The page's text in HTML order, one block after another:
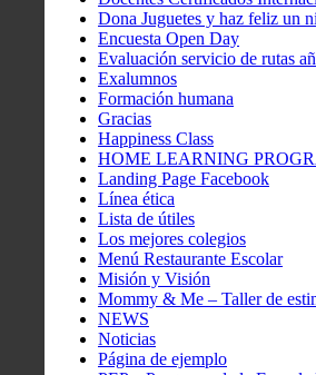
Dona Juguetes y haz feliz un
Encuesta Open Day
Evaluación servicio de rutas
Exalumnos
Formación humana
Gracias
Happiness Class
HOME LEARNING
Landing Page Facebook
Línea ética
Lista de útiles
Los mejores colegios
Menú Restaurante Escolar
Misión y Visión
Mommy & Me – Taller de
NEWS
Noticias
Página de ejemplo